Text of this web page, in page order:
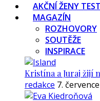
AKČNÍ ŽENY
MAGAZÍN
ROZHOVORY
SOUTĚŽE
INSPIRACE
Kristína a Juraj žijí
redakce 7.